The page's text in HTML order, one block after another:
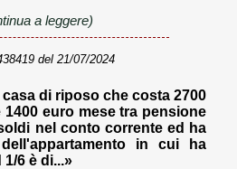
a leggere)
del 21/07/2024
di riposo che costa 2700
euro mese tra pensione
nel conto corrente ed ha
in cui ha
6 è di...»